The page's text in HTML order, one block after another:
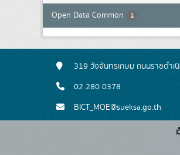
Open Data Common 1
319 วังจันทรเกษม ถนนราชดำ
02 280 0378
BICT_MOE@sueksa.go.th